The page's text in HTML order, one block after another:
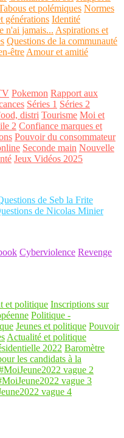
et polémiques Normes
générations Identité
n'ai jamais... Aspirations et
Questions de la communauté
être Amour et amitié
Pokemon Rapport aux
Séries 1 Séries 2
distri Tourisme Moi et
2 Confiance marques et
Pouvoir du consommateur
Seconde main Nouvelle
Jeux Vidéos 2025
de Seb la Frite
de Nicolas Minier
Cyberviolence Revenge
et politique Inscriptions sur
Politique -
Jeunes et politique Pouvoir
Actualité et politique
2022 Baromètre
les candidats à la
vague 2
vague 3
vague 4